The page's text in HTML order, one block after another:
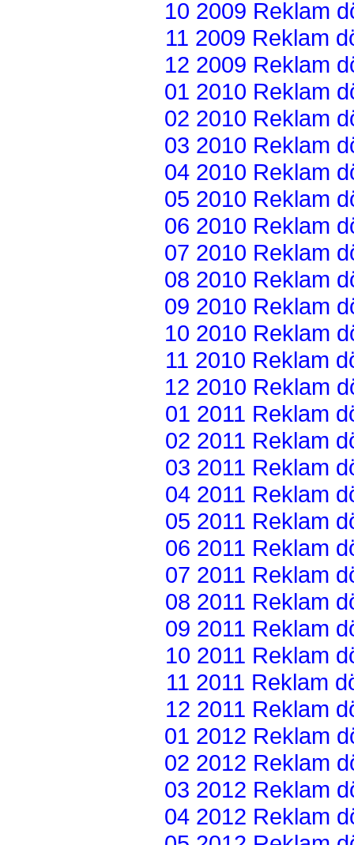
10 2009 Reklam
11 2009 Reklam
12 2009 Reklam
01 2010 Reklam
02 2010 Reklam
03 2010 Reklam
04 2010 Reklam
05 2010 Reklam
06 2010 Reklam
07 2010 Reklam
08 2010 Reklam
09 2010 Reklam
10 2010 Reklam
11 2010 Reklam
12 2010 Reklam
01 2011 Reklam
02 2011 Reklam
03 2011 Reklam
04 2011 Reklam
05 2011 Reklam
06 2011 Reklam
07 2011 Reklam
08 2011 Reklam
09 2011 Reklam
10 2011 Reklam
11 2011 Reklam
12 2011 Reklam
01 2012 Reklam
02 2012 Reklam
03 2012 Reklam
04 2012 Reklam